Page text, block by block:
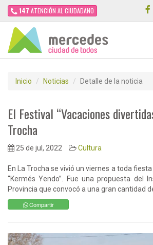
147 ATENCIÓN AL CIUDADANO
Inicio Noticias Detalle de la noticia
El Festival “Vacaciones
Trocha
25 de jul, 2022 Cultura
En La Trocha se vivió un viernes a toda
“Kermés Yendo”. Fue una propuesta del
Provincia que convocó a una gran cantidad
Compartir